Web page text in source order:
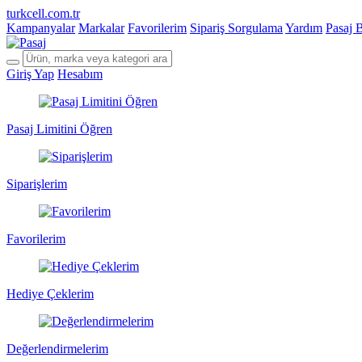
turkcell.com.tr
Kampanyalar Markalar Favorilerim Sipariş Sorgulama Yardım Pasaj
Giriş Yap Hesabım
Pasaj Limitini Öğren
Siparişlerim
Favorilerim
Hediye Çeklerim
Değerlendirmelerim